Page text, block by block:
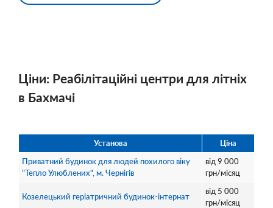
Ціни: Реабілітаційні центри для літніх
в Бахмачі
Установа
Ціна
Приватний будинок для людей похилого віку
"Тепло Улюблених", м. Чернігів
від 9 000
грн/місяц
Козелецький геріатричний будинок-інтернат
від 5 000
грн/місяц